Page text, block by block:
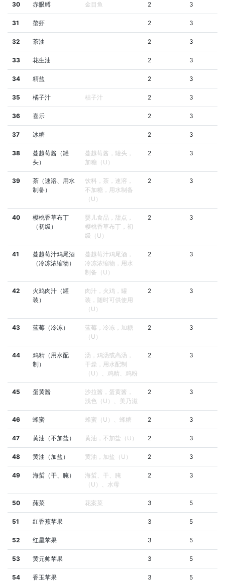
30 赤眼鳟 金目鱼 2 3
31 螯虾 2 3
32 茶油 2 3
33 花生油 2 3
34 精盐 2 3
35 橘子汁 桔子汁 2 3
36 喜乐 2 3
37 冰糖 2 3
38
蔓越莓酱（罐
头）
蔓越莓酱，罐头，
加糖（U）
2 3
39
茶（速溶、用水
制备）
饮料，茶，速溶，
不加糖，用水制备
（U）
2 3
40
樱桃香草布丁
（初级）
婴儿食品，甜点，
樱桃香草布丁，初
级（U）
2 3
41
蔓越莓汁鸡尾酒
（冷冻浓缩物）
蔓越莓汁鸡尾酒，
冷冻浓缩物，用水
制备（U）
2 3
42
火鸡肉汁（罐
装）
肉汁，火鸡，罐
装，随时可供使用
（U）
2 3
43 蓝莓（冷冻）
蓝莓，冷冻，加糖
（U）
2 3
44
鸡精（用水配
制）
汤，鸡汤或高汤，
干燥，用水配制
（U）、鸡精、鸡粉
2 3
45 蛋黄酱
沙拉酱，蛋黄酱，
浅色（U）、美乃滋
2 3
46 蜂蜜 蜂蜜（U）、蜂糖 2 3
47 黄油（不加盐） 黄油，不加盐（U） 2 3
48 黄油（加盐） 黄油，加盐（U） 2 3
49 海蜇（干、腌）
海蜇、干、腌
（U）、水母
2 3
50 莼菜 花案菜 3 5
51 红香蕉苹果 3 5
52 红星苹果 3 5
53 黄元帅苹果 3 5
54 香玉苹果 3 5